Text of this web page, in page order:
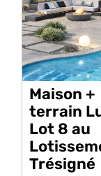
Maison +
terrain
Lot 8 au
Trésigné